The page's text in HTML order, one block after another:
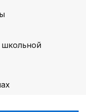
школьной